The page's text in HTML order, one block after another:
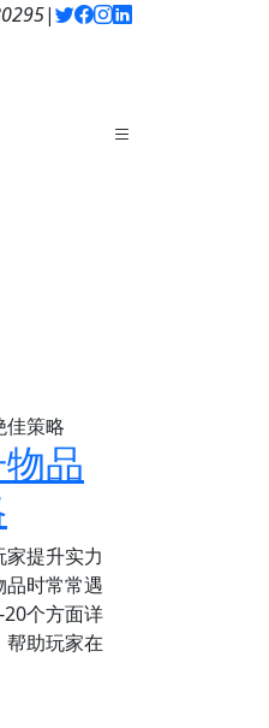
|
品
提升实力
品时常常遇
个方面详
助玩家在